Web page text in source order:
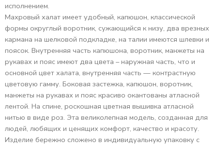
исполнением.
Махровый халат имеет удобный, капюшон, классической
формы округлый воротник, сужающийся к низу, два врезных
кармана на шелковой подкладке, на талии имеются шлевки и
поясок. Внутренняя часть капюшона, воротник, манжеты на
рукавах и пояс имеют два цвета – наружная часть, что и
основной цвет халата, внутренняя часть — контрастную
цветовую гамму. Боковая застежка, капюшон, воротник,
манжеты на рукавах и пояс красиво окантованы атласной
лентой. На спине, роскошная цветная вышивка атласной
нитью в виде роз. Эта великолепная модель, созданная для
людей, любящих и ценящих комфорт, качество и красоту.
Изделие бережно сложено в индивидуальную упаковку с